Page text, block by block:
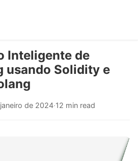
Inteligente de
usando Solidity e
de 2024·12 min read